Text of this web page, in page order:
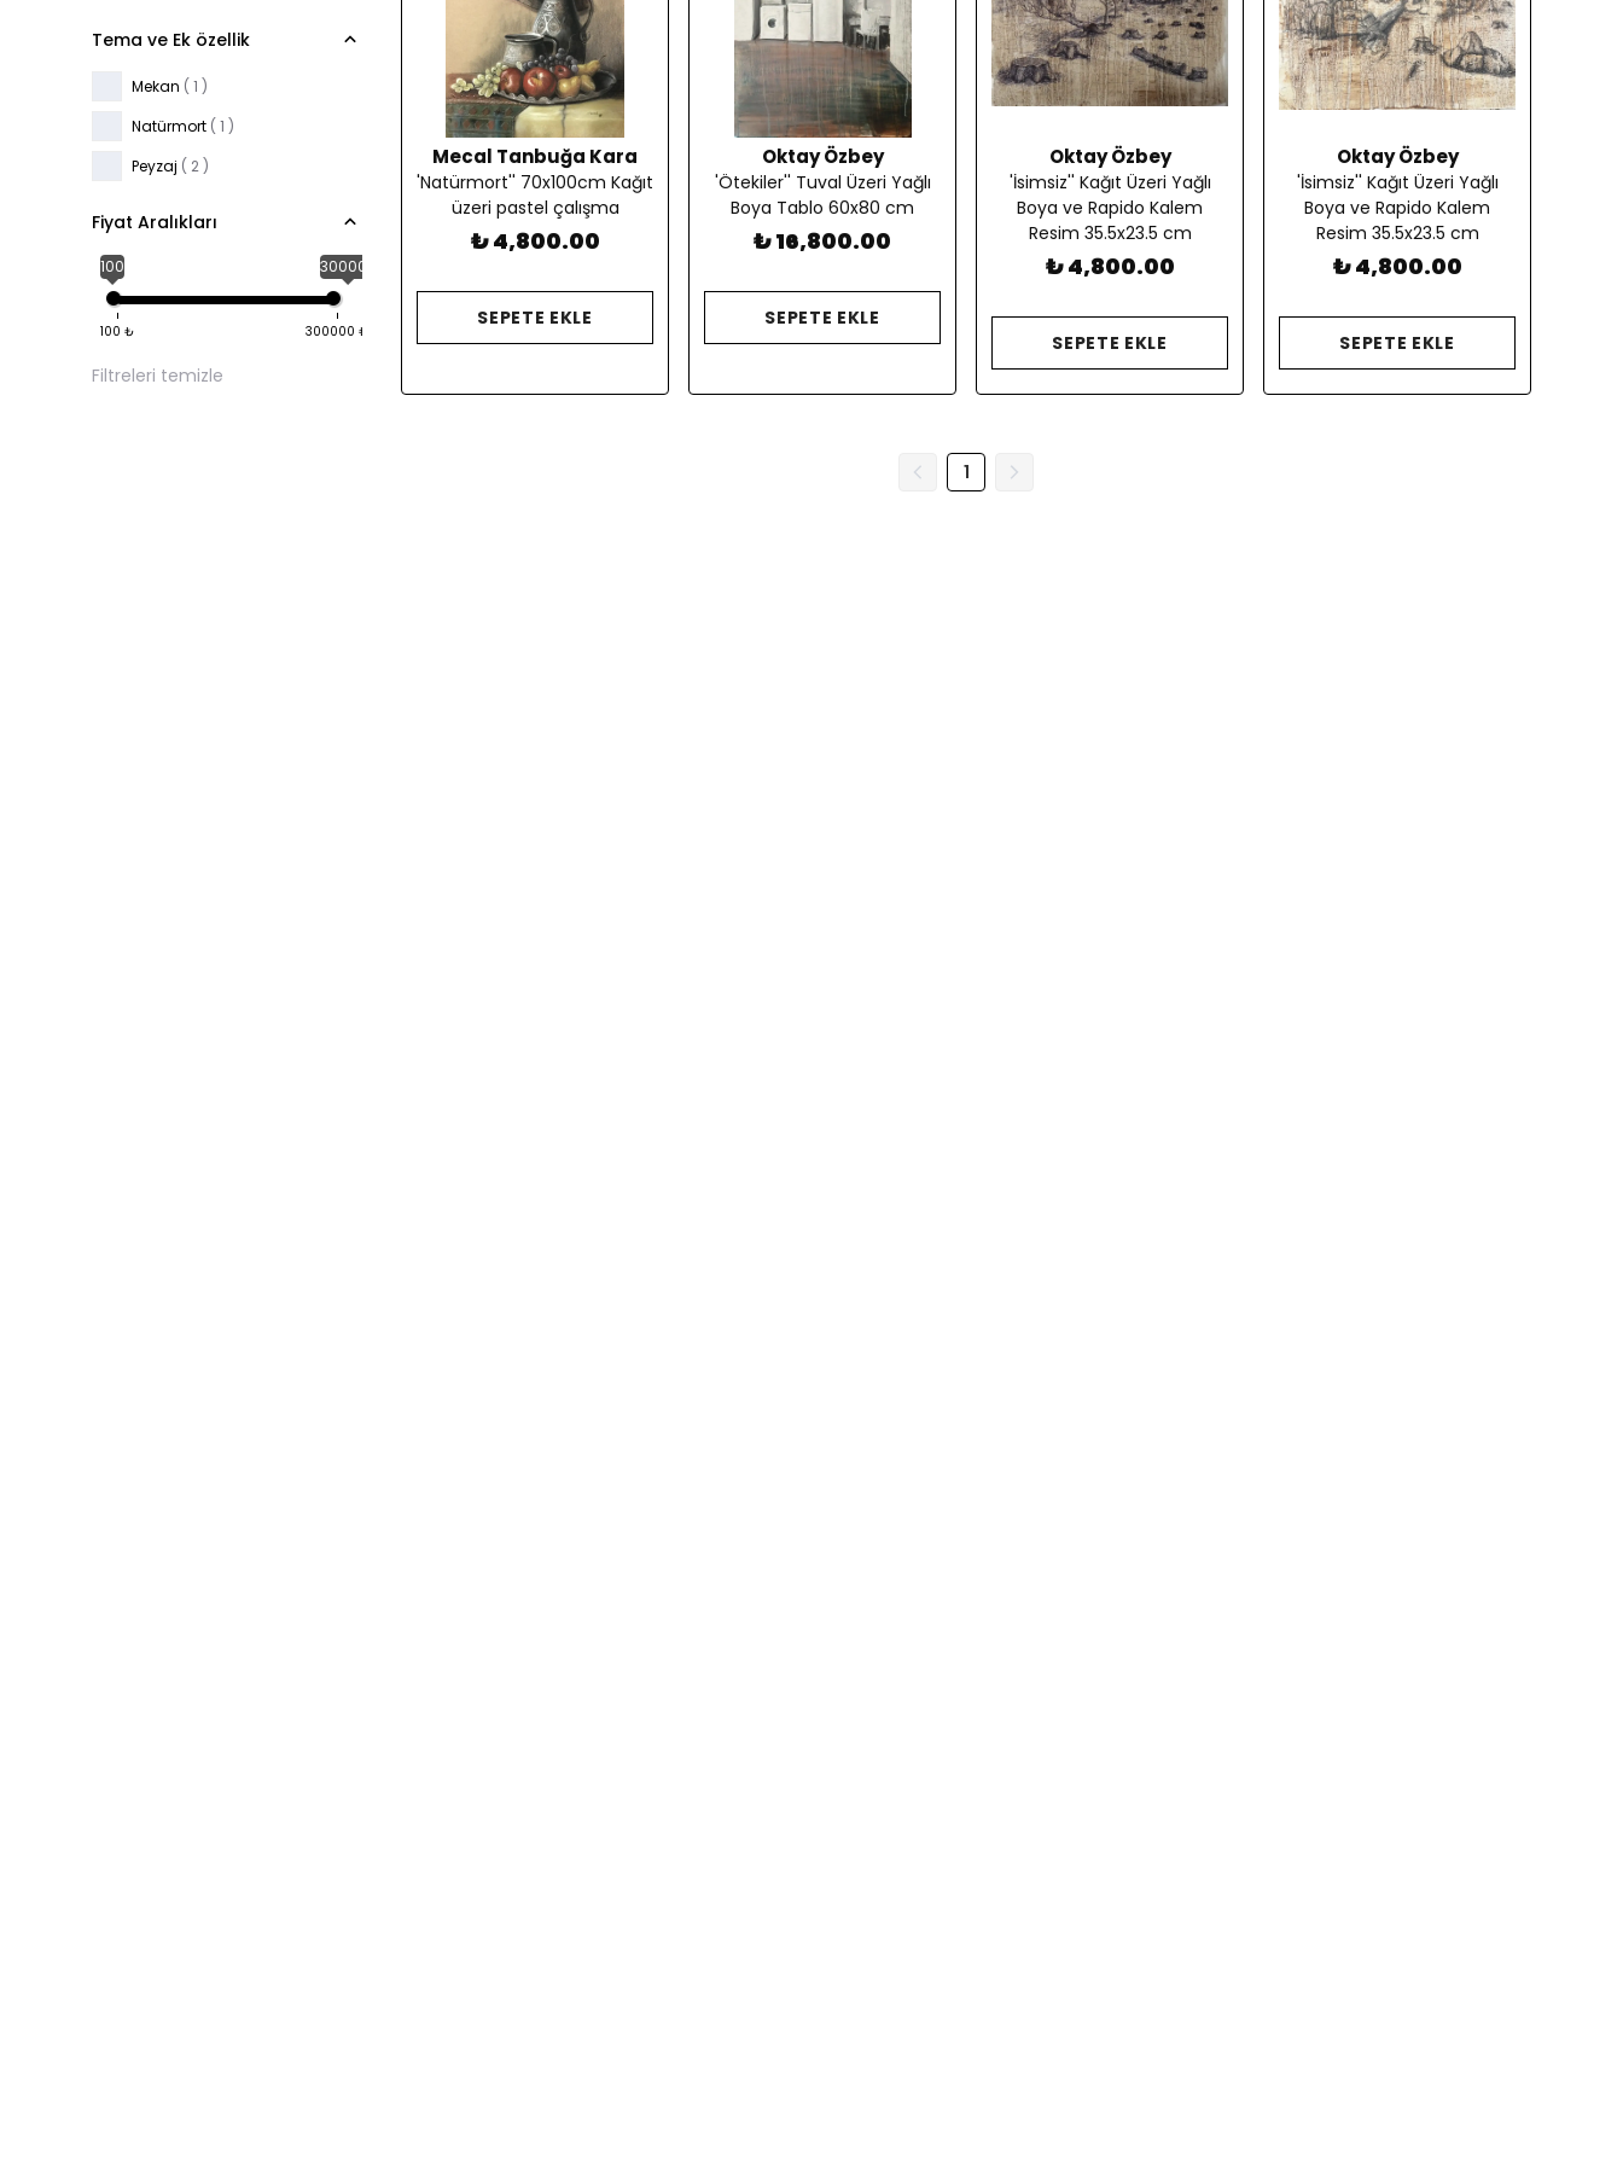
Tema ve Ek özellik
Mekan ( 1 )
Natürmort ( 1 )
Peyzaj ( 2 )
Fiyat Aralıkları
100 300000
100 ₺ 300000 ₺
Filtreleri temizle
Mecal Tanbuğa Kara
'Natürmort'' 70x100cm Kağıt
üzeri pastel çalışma
₺ 4,800.00
SEPETE EKLE
Oktay Özbey
'Ötekiler'' Tuval Üzeri Yağlı
Boya Tablo 60x80 cm
₺ 16,800.00
SEPETE EKLE
Oktay Özbey
'İsimsiz'' Kağıt Üzeri Yağlı
Boya ve Rapido Kalem
Resim 35.5x23.5 cm
₺ 4,800.00
SEPETE EKLE
Oktay Özbey
'İsimsiz'' Kağıt Üzeri Yağlı
Boya ve Rapido Kalem
Resim 35.5x23.5 cm
₺ 4,800.00
SEPETE EKLE
1